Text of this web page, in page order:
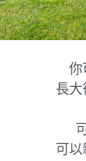
你
長大
可